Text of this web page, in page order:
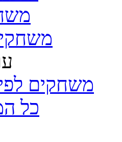
משחקים
כל